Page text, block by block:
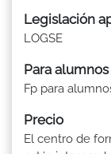
Legislación
LOGSE
Para
Fp para
Precio
El centro de